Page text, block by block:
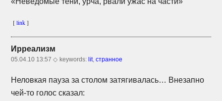
[link]
Ирреализм
05.04.10 13:57 ◇ keywords: lit,странное
Неловкая пауза за столом затягивалась… Внезапно
чей-то голос сказал: